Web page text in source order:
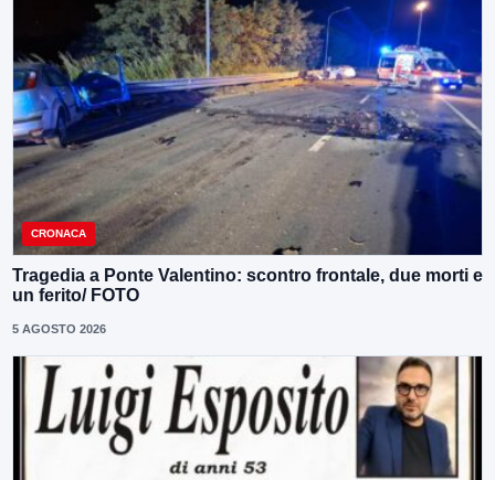
CRONACA
Tragedia a Ponte Valentino: scontro frontale, due morti e
un ferito/ FOTO
5 AGOSTO 2026